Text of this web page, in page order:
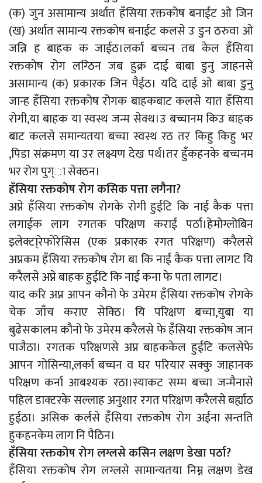
(क) जुन असामान्य अर्थात हँसिया रक्तकोष बनाईट ओ जिन
(ख) अर्थात सामान्य रक्तकोष बनाईट कलसे उ डुन ठरुवा ओ
जन्नि ह बाहक क जाईठ।लर्का बच्चन तब केल हँसिया
रक्तकोष रोग लग्ठिन जब हुक्र दाई बाबा डुनु जाहनसे
असामान्य (क) प्रकारक जिन पैईठ। यदि दाई ओ बाबा डुनु
जान्ह हँसिया रक्तकोष रोगक बाहकबाट कलसे यात हँसिया
रोगी,या बाहक या स्वस्थ जन्म सेक्थ।उ बच्चानम किउ बाहक
बाट कलसे समान्यतया बच्चा स्वस्थ रठ तर किहु किहु भर
,पिडा संक्रमण या उर लक्ष्यण देख पर्थ।तर हुँकहनके बच्चनम
भर रोग पुग्ा सेक्ठन।
हँसिया रक्तकोष रोग कसिक पत्ता लगैना?
अप्ने हँसिया रक्तकोष रोगके रोगी हुईटि कि नाई कैक पत्ता
लगाईक लाग रगतक परिक्षण कराई पर्ठा।हेमोग्लोबिन
इलेक्टा्रेफोरेसिस (एक प्रकारक रगत परिक्षण) करैलसे
अप्नकम हँसिया रक्तकोष रोग बा कि नाई कैक पत्ता लागट यि
करैलसे अप्ने बाहक हुईटि कि नाई कना फे पता लागट।
याद करि अप्न आपन कौनो फे उमेरम हँसिया रक्तकोष रोगके
चेक जाँच कराए सेक्ठि। यि परिक्षण बच्चा,युबा या
बुढेसकालम कौनो फे उमेरम करैलसे फे हँसिया रक्तकोष जान
पाजैठा। रगतक परिक्षणसे अप्न बाहककेल हुईटि कलसेफे
आपन गोसिन्या,लर्का बच्चन व घर परियार सक्कु जाहानक
परिक्षण कर्ना आबश्यक रठा।स्याकट सम्म बच्चा जन्मैनासे
पहिल डाक्टरके सल्लाह अनुशार रगत परिक्षण करैलसे बर्ह्याठ
हुईठा। असिक कर्लसे हँसिया रक्तकोष रोग अईना सन्तति
हुकहनकेम लाग नि पैठिन।
हँसिया रक्तकोष रोग लग्लसे कसिन लक्षण डेखा पर्ठा?
हँसिया रक्तकोष रोग लग्लसे सामान्यतया निम्न लक्षण डेख